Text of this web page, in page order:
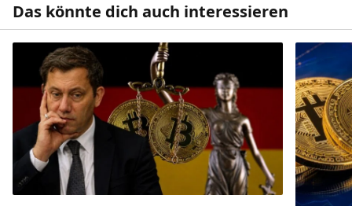
Das könnte dich auch interessieren